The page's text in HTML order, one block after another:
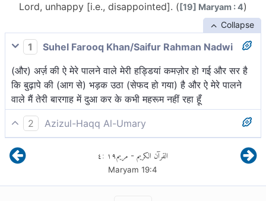
Lord, unhappy [i.e., disappointed]. ([19] Maryam : 4)
Collapse
1
Suhel Farooq Khan/Saifur Rahman Nadwi
(और) अर्ज़ की ऐ मेरे पालने वाले मेरी हड्डियां कमज़ोर हो गई और सर है
कि बुढ़ापे की (आग से) भड़क उठा (सेफद हो गया) है और ऐ मेरे पालने
वाले मैं तेरी बारगाह में दुआ कर के कभी महरूम नहीं रहा हूँ
2
Azizul-Haqq Al-Umary
उसने कहाः मेरे पालनहार! मेरी अस्थियाँ निर्बल हो गयीं, सिर बुढ़ापे से
सफेद[1] हो गया है तथा मेरे पालनहार! कभी ऐसा नहीं हुआ कि तुझसे
प्रार्थना करके निष्फल हुआ हूँ।
القرآن الكريم - مريم١٩ :٤
Maryam 19:4